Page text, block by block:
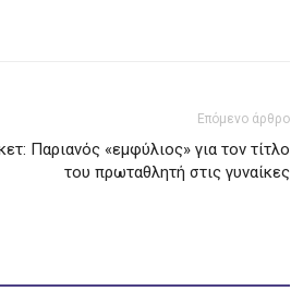
Επόμενο άρθρο
Παριανός «εμφύλιος» για τον τίτλο
του πρωταθλητή στις γυναίκες